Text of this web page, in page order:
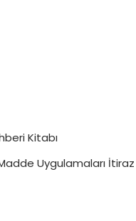
Kitabı
Uygulamaları